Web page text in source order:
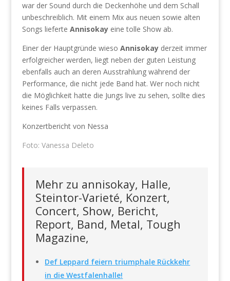
war der Sound durch die Deckenhöhe und dem Schall
unbeschreiblich. Mit einem Mix aus neuen sowie alten
Songs lieferte Annisokayeine tolle Show ab.
Einer der Hauptgründe wieso Annisokay derzeit immer
erfolgreicher werden, liegt neben der guten Leistung
ebenfalls auch an deren Ausstrahlung während der
Performance, die nicht jede Band hat. Wer noch nicht
die Möglichkeit hatte die Jungs live zu sehen, sollte dies
keines Falls verpassen.
Konzertbericht von Nessa
Foto: Vanessa Deleto
Mehr zu annisokay, Halle,
Steintor-Varieté, Konzert,
Concert, Show, Bericht,
Report, Band, Metal, Tough
Magazine,
Def Leppard feiern triumphale Rückkehr
in die Westfalenhalle!